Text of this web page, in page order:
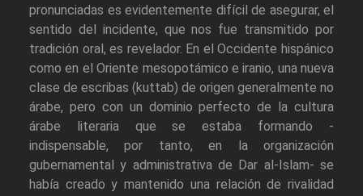
pronunciadas es evidentemente difícil de asegurar, el
sentido del incidente, que nos fue transmitido por
tradición oral, es revelador. En el Occidente hispánico
como en el Oriente mesopotámico e iranio, una nueva
clase de escribas (kuttab) de origen generalmente no
árabe, pero con un dominio perfecto de la cultura
árabe literaria que se estaba formando -
indispensable, por tanto, en la organización
gubernamental y administrativa de Dar al-Islam- se
había creado y mantenido una relación de rivalidad